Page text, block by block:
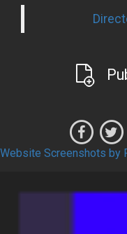
Website Screenshots by